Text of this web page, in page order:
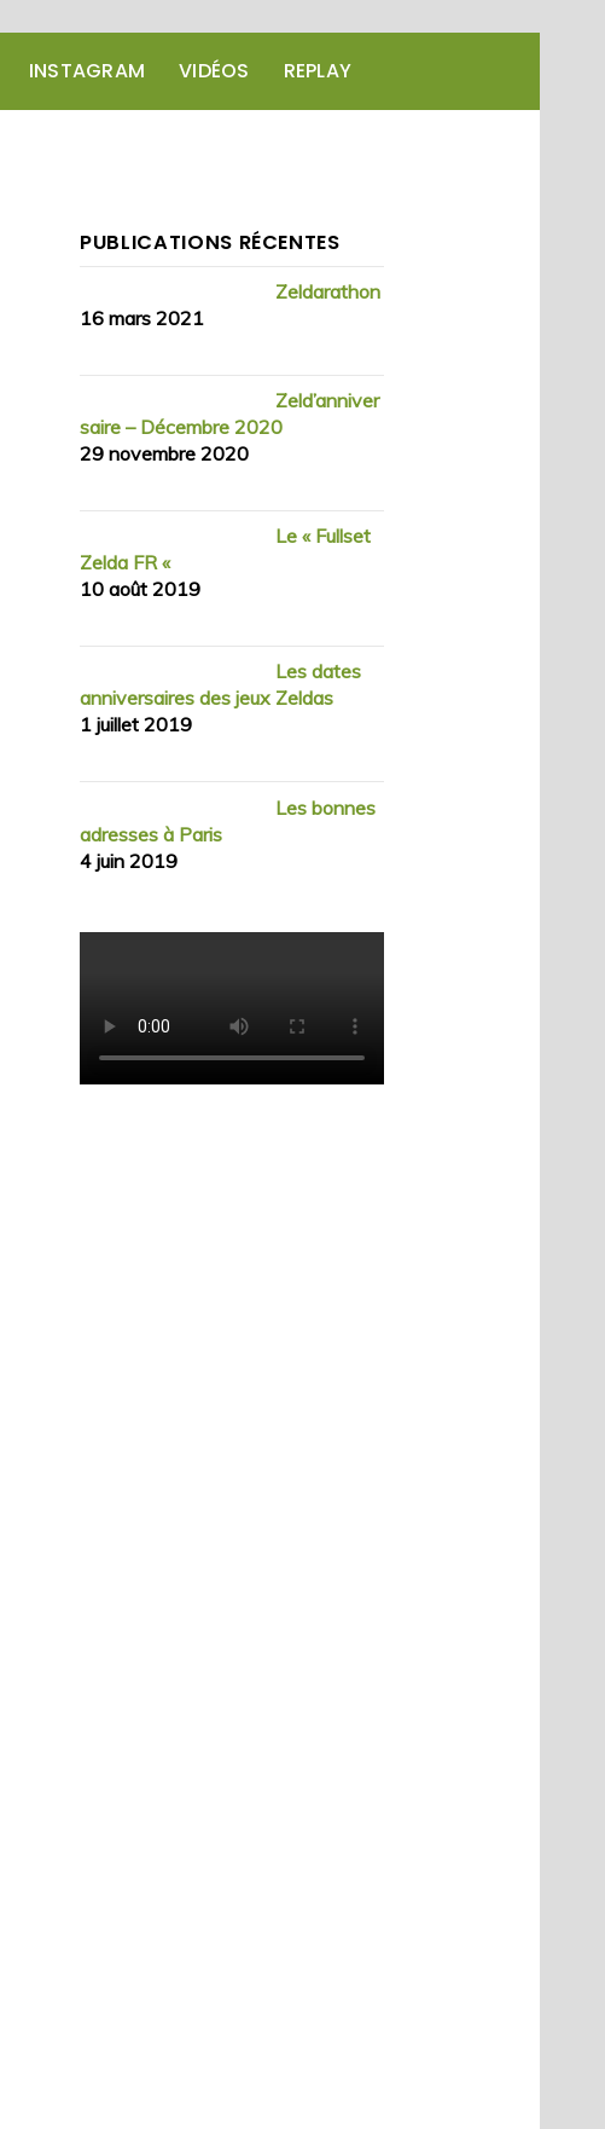
INSTAGRAM VIDÉOS REPLAY
PUBLICATIONS RÉCENTES
Zeldarathon
16 mars 2021
Zeld’anniver
saire – Décembre 2020
29 novembre 2020
Le « Fullset
Zelda FR «
10 août 2019
Les dates
anniversaires des jeux Zeldas
1 juillet 2019
Les bonnes
adresses à Paris
4 juin 2019